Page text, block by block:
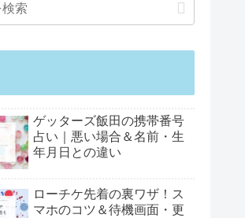
ゲッターズ飯田の携帯番号
占い｜悪い場合＆名前・生
年月日との違い
ローチケ先着の裏ワザ！ス
マホのコツ＆待機画面・更